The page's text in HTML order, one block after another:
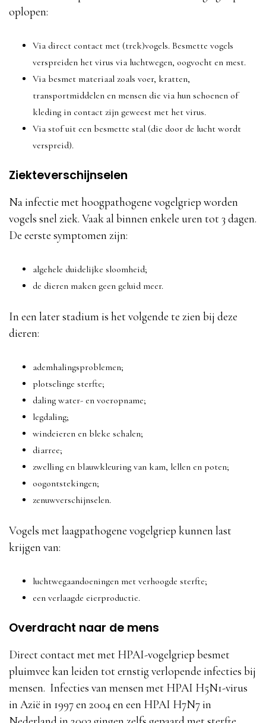
oplopen:
Via direct contact met (trek)vogels. Besmette vogels
verspreiden het virus via luchtwegen, oogvocht en mest.
Via besmet materiaal zoals voer, kratten,
transportmiddelen en mensen die via hun schoenen of
kleding in contact zijn geweest met het virus.
Via stof uit een besmette stal (die door de lucht wordt
verspreid).
Ziekteverschijnselen
Na infectie met hoogpathogene vogelgriep worden
vogels snel ziek. Vaak al binnen enkele uren tot 3 dagen.
De eerste symptomen zijn:
algehele duidelijke sloomheid;
de dieren maken geen geluid meer.
In een later stadium is het volgende te zien bij deze
dieren:
ademhalingsproblemen;
plotselinge sterfte;
daling water- en voeropname;
legdaling;
windeieren en bleke schalen;
diarree;
zwelling en blauwkleuring van kam, lellen en poten;
oogontstekingen;
zenuwverschijnselen.
Vogels met laagpathogene vogelgriep kunnen last
krijgen van:
luchtwegaandoeningen met verhoogde sterfte;
een verlaagde eierproductie.
Overdracht naar de mens
Direct contact met met HPAI-vogelgriep besmet
pluimvee kan leiden tot ernstig verlopende infecties bij
mensen. Infecties van mensen met HPAI H5N1-virus
in Azië in 1997 en 2004 en een HPAI H7N7 in